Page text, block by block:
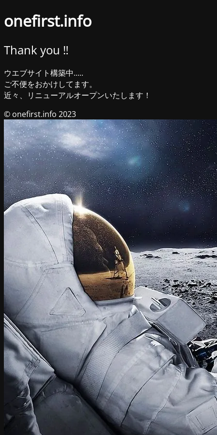
onefirst.info
Thank you ‼︎
ウエブサイト構築中.....
ご不便をおかけしてます。
近々、リニューアルオープンいたします！
© onefirst.info 2023